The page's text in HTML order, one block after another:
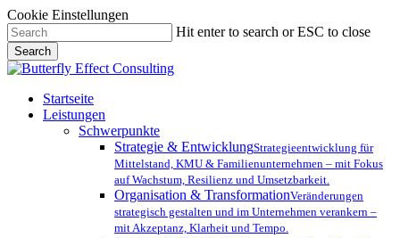
Cookie Einstellungen
Skip
to
main
content
Hit enter to search or ESC to close
Search
Close
Menu
Startseite
Leistungen
Schwerpunkte
Strategie & EntwicklungStrategieentwicklung für
Mittelstand, KMU & Familienunternehmen – mit Fokus
auf Wachstum, Resilienz und Umsetzbarkeit.
Organisation & TransformationVeränderungen
strategisch gestalten und im Unternehmen verankern –
mit Akzeptanz, Klarheit und Tempo.